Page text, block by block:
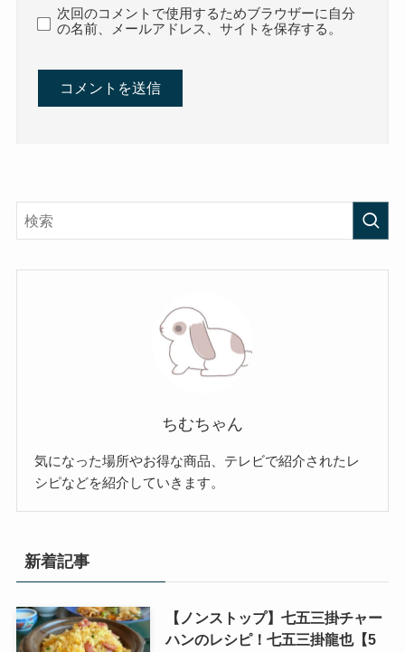
次回のコメントで使用するためブラウザーに自分
の名前、メールアドレス、サイトを保存する。
ちむちゃん
気になった場所やお得な商品、テレビで紹介されたレ
シピなどを紹介していきます。
新着記事
【ノンストップ】七五三掛チャー
ハンのレシピ！七五三掛龍也【5